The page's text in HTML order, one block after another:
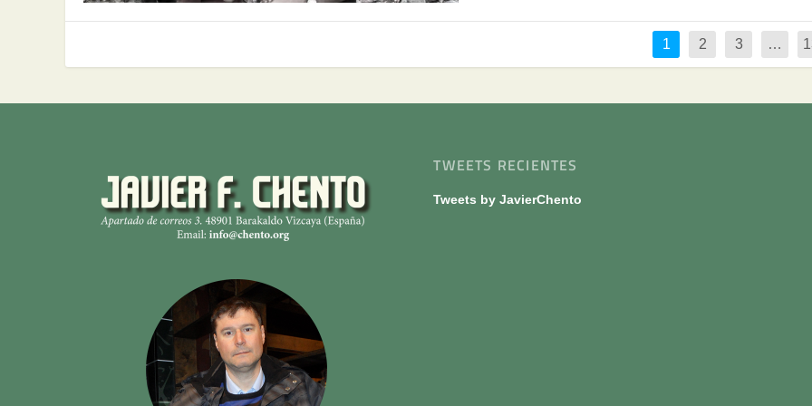
1 2 3 …
TWEETS RECIENTES
Tweets by JavierChento